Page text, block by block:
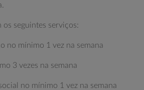
os seguintes serviços:
no mínimo 1 vez na semana
3 vezes na semana
no mínimo 1 vez na semana